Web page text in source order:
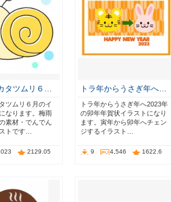
タツムリ６…
ツムリ６月のイ
なります。梅雨
素材・でんでん
トです…
2129.05
トラ年からうさぎ年へ…
トラ年からうさぎ年へ2023年
の卯年年賀状イラストになり
ます。寅年から卯年へチェン
ジするイラスト…
9 4,546 1622.6